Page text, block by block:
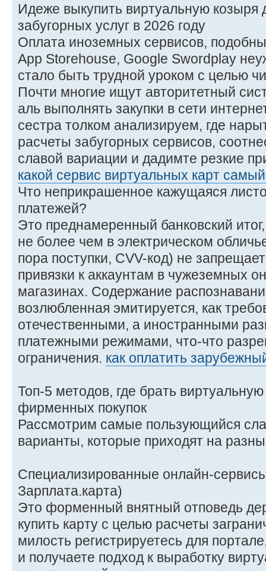
Идеже выкупить виртуальную козыря
забугорных услуг в 2026 году
Оплата иноземных сервисов,
App Storehouse, Google Swordplay
стало быть трудной уроком с целью
Почти многие ищут авторитетный
аль выполнять закупки в сети
сестра толком анализируем, где
расчеты забугорных сервисов,
славой вариации и дадимте резкие
какой сервис виртуальных карт
Что неприкрашенное кажущаяся
платежей?
Это преднамеренный банковский
не более чем в электрическом
пора поступки, CVV-код) не
привязки к аккаунтам в чужеземных
магазинах. Содержание
возлюбленная эмитируется, как
отечественными, а иностранными
платежными режимами, что-что
ограничения. как оплатить
Топ-5 методов, где брать виртуальную
фирменных покупок
Рассмотрим самые пользующийся
варианты, которые приходят на
Специализированные онлайн-
Зарплата.карта)
Это форменный внятный отповедь
купить карту с целью расчеты
милость регистрируетесь для
и получаете подход к выработку